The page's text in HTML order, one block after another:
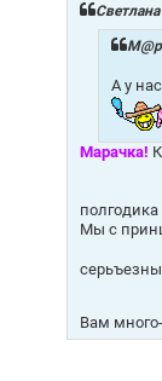
А у
Марачка!
полгодика
Мы с
Вам